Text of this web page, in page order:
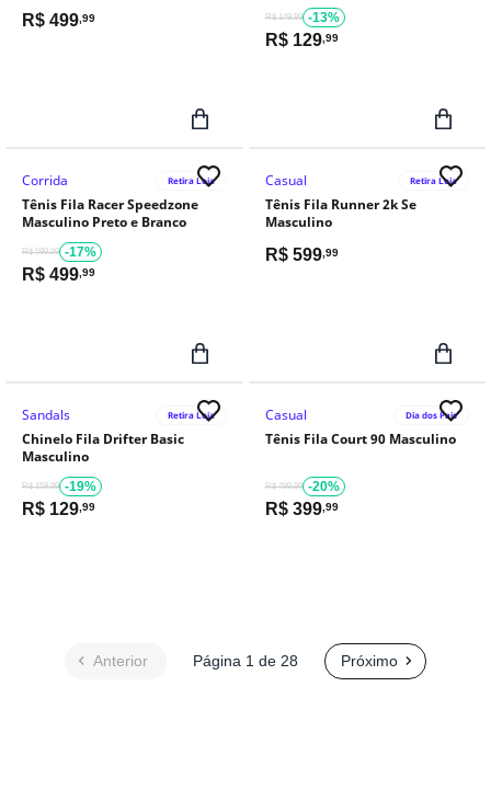
R$ 499 ,99 R$ 149,99 -13%
R$ 129,99
Corrida Retira Loja
Tênis Fila Racer Speedzone
Masculino Preto e Branco
R$ 599,99 -17%
R$ 499 ,99
Casual Retira Loja
Tênis Fila Runner 2k Se
Masculino
R$ 599,99
Sandals Retira Loja
Chinelo Fila Drifter Basic
Masculino
R$ 159,99 -19%
R$ 129 ,99
Casual Dia dos Pais
Tênis Fila Court 90 Masculino
R$ 499,99 -20%
R$ 399,99
Anterior Página 1 de 28 Próximo